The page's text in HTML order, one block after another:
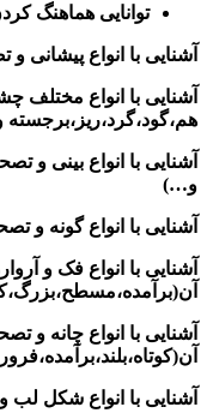
توانایی هماهنگ
آشنایی با انواع پیشانی و
آشنایی با انواع مختلف
آشنایی با انواع بینی و
و…)
آشنایی با انواع گونه و
آشنایی با انواع فک و
آشنایی با انواع چانه و
آشنایی با انواع شکل لب